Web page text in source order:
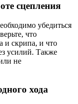
сцепления
убедиться
что
и скрипа, и что
усилий. Также
не
хода